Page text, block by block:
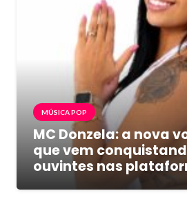
MÚSICA POP
MC Donzela: a nova
que vem
ouvintes nas